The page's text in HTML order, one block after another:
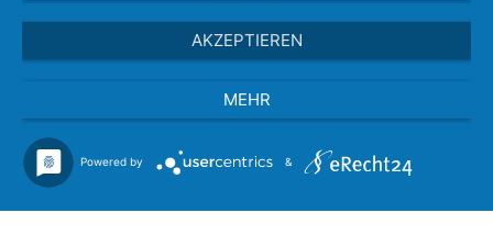
AKZEPTIEREN
MEHR
Powered by &